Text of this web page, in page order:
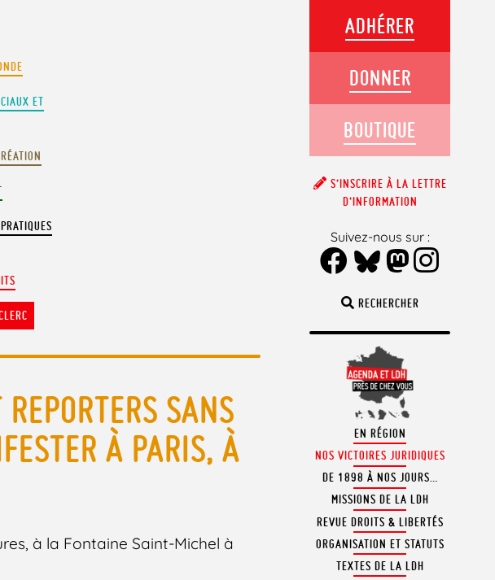
ET
SANS
À PARIS, À
à la Fontaine Saint-Michel à
RECHERCHER
EN RÉGION
NOS VICTOIRES JURIDIQUES
DE 1898 À NOS JOURS…
MISSIONS DE LA LDH
REVUE DROITS & LIBERTÉS
ORGANISATION ET STATUTS
TEXTES DE LA LDH
ADHÉRER
DONNER
BOUTIQUE
S’INSCRIRE À LA LETTRE
D’INFORMATION
Suivez-nous sur :